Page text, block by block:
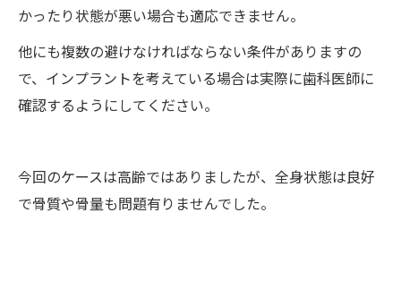
かったり状態が悪い場合も適応できません。
他にも複数の避けなければならない条件がありますの
で、インプラントを考えている場合は実際に歯科医師に
確認するようにしてください。
今回のケースは高齢ではありましたが、全身状態は良好
で骨質や骨量も問題有りませんでした。